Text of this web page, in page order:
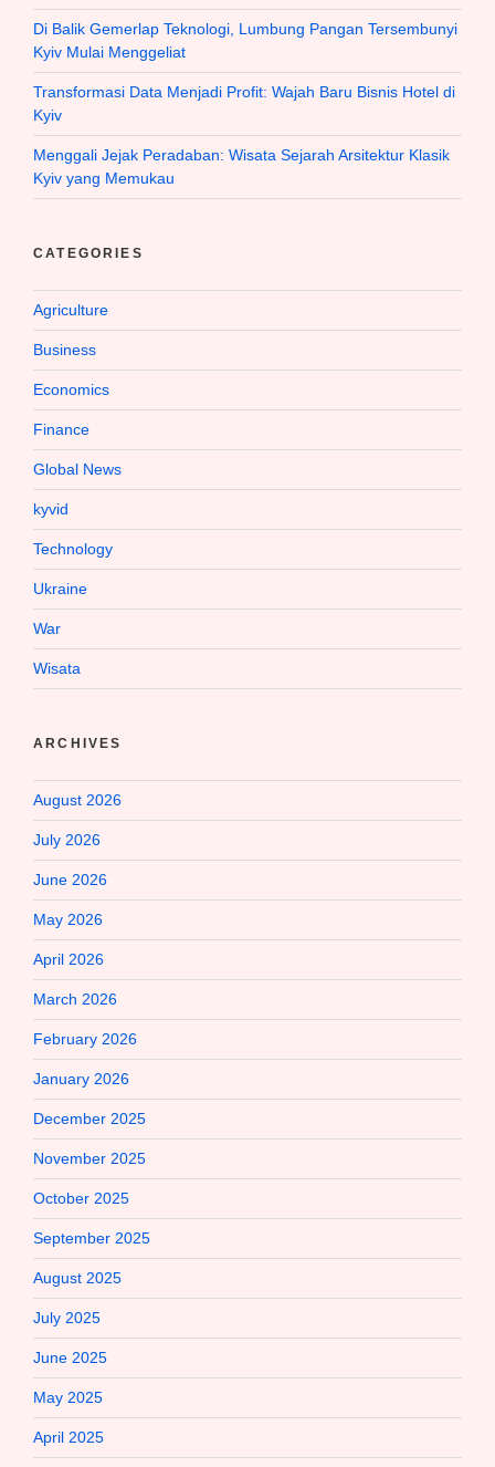
Di Balik Gemerlap Teknologi, Lumbung Pangan Tersembunyi
Kyiv Mulai Menggeliat
Transformasi Data Menjadi Profit: Wajah Baru Bisnis Hotel di
Kyiv
Menggali Jejak Peradaban: Wisata Sejarah Arsitektur Klasik
Kyiv yang Memukau
CATEGORIES
Agriculture
Business
Economics
Finance
Global News
kyvid
Technology
Ukraine
War
Wisata
ARCHIVES
August 2026
July 2026
June 2026
May 2026
April 2026
March 2026
February 2026
January 2026
December 2025
November 2025
October 2025
September 2025
August 2025
July 2025
June 2025
May 2025
April 2025